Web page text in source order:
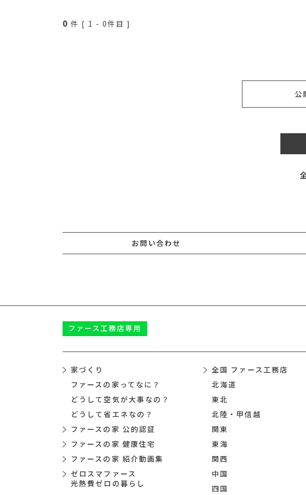
0 件 [ 1 -0件目 ]
公
お問い合わせ
ファース工務店専用
家づくり
ファースの家ってなに？
どうして空気が大事なの？
どうして省エネなの？
ファースの家 公的認証
ファースの家 健康住宅
ファースの家 紹介動画集
ゼロスマファース
光熱費ゼロの暮らし
全国 ファース工務店
北海道
東北
北陸・甲信越
関東
東海
関西
中国
四国